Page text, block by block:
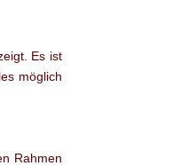
Es ist
möglich
Rahmen